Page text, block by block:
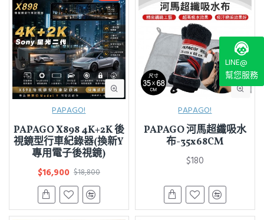
PAPAGO!
PAPAGO X898 4K+2K 後
視鏡型行車紀錄器(換新Y
專用電子後視鏡)
$16,900 $18,800
PAPAGO!
PAPAGO 河馬超纖吸水
布-35x68CM
$180
LINE@
幫您服務